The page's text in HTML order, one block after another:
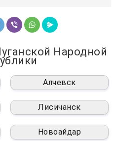
Народной
Алчевск
Лисичанск
Новоайдар